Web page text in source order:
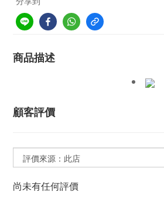
商品描述
顧客評價
尚未有任何評價